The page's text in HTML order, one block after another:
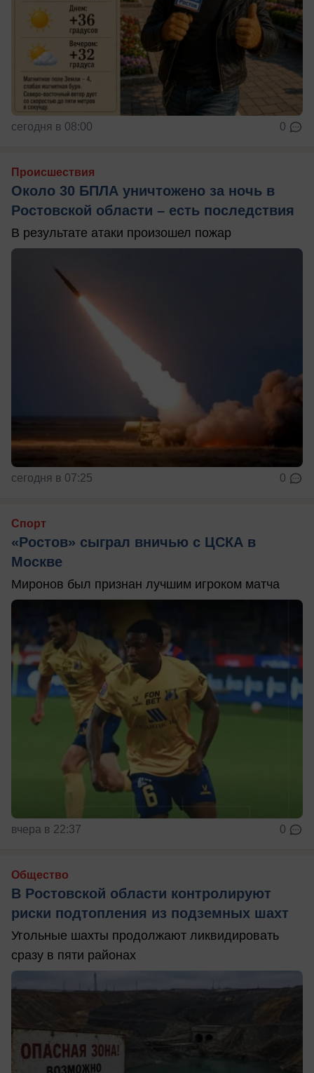
сегодня в 08:00 0
Происшествия
Около 30 БПЛА уничтожено за ночь в
Ростовской области – есть последствия
В результате атаки произошел пожар
сегодня в 07:25 0
Спорт
«Ростов» сыграл вничью с ЦСКА в
Москве
Миронов был признан лучшим игроком матча
вчера в 22:37 0
Общество
В Ростовской области контролируют
риски подтопления из подземных шахт
Угольные шахты продолжают ликвидировать
сразу в пяти районах